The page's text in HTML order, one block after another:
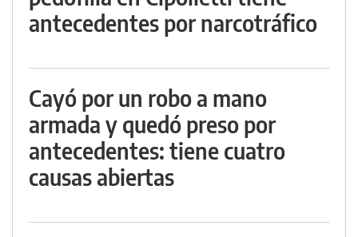
antecedentes por narcotráfico
Cayó por un robo a mano
armada y quedó preso por
antecedentes: tiene cuatro
causas abiertas